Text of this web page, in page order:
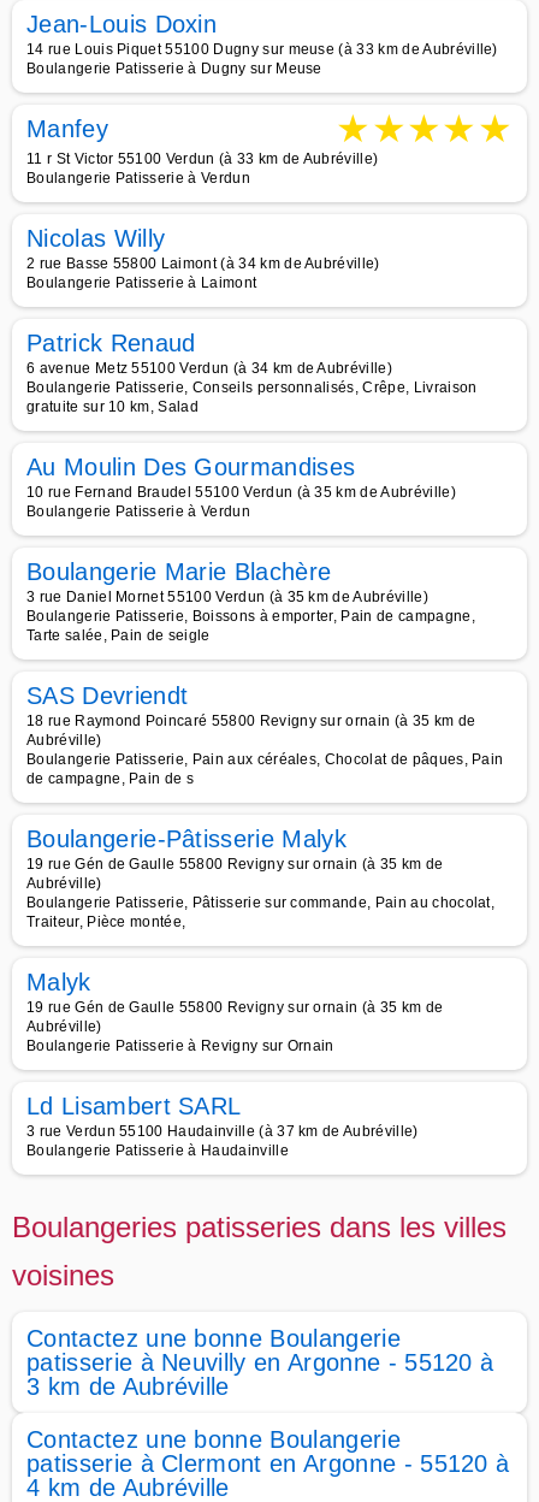
Jean-Louis Doxin
14 rue Louis Piquet 55100 Dugny sur meuse (à 33 km de Aubréville)
Boulangerie Patisserie à Dugny sur Meuse
Manfey ★★★★★
11 r St Victor 55100 Verdun (à 33 km de Aubréville)
Boulangerie Patisserie à Verdun
Nicolas Willy
2 rue Basse 55800 Laimont (à 34 km de Aubréville)
Boulangerie Patisserie à Laimont
Patrick Renaud
6 avenue Metz 55100 Verdun (à 34 km de Aubréville)
Boulangerie Patisserie, Conseils personnalisés, Crêpe, Livraison
gratuite sur 10 km, Salad
Au Moulin Des Gourmandises
10 rue Fernand Braudel 55100 Verdun (à 35 km de Aubréville)
Boulangerie Patisserie à Verdun
Boulangerie Marie Blachère
3 rue Daniel Mornet 55100 Verdun (à 35 km de Aubréville)
Boulangerie Patisserie, Boissons à emporter, Pain de campagne,
Tarte salée, Pain de seigle
SAS Devriendt
18 rue Raymond Poincaré 55800 Revigny sur ornain (à 35 km de
Aubréville)
Boulangerie Patisserie, Pain aux céréales, Chocolat de pâques, Pain
de campagne, Pain de s
Boulangerie-Pâtisserie Malyk
19 rue Gén de Gaulle 55800 Revigny sur ornain (à 35 km de
Aubréville)
Boulangerie Patisserie, Pâtisserie sur commande, Pain au chocolat,
Traiteur, Pièce montée,
Malyk
19 rue Gén de Gaulle 55800 Revigny sur ornain (à 35 km de
Aubréville)
Boulangerie Patisserie à Revigny sur Ornain
Ld Lisambert SARL
3 rue Verdun 55100 Haudainville (à 37 km de Aubréville)
Boulangerie Patisserie à Haudainville
Boulangeries patisseries dans les villes
voisines
Contactez une bonne Boulangerie
patisserie à Neuvilly en Argonne - 55120 à
3 km de Aubréville
Contactez une bonne Boulangerie
patisserie à Clermont en Argonne - 55120 à
4 km de Aubréville